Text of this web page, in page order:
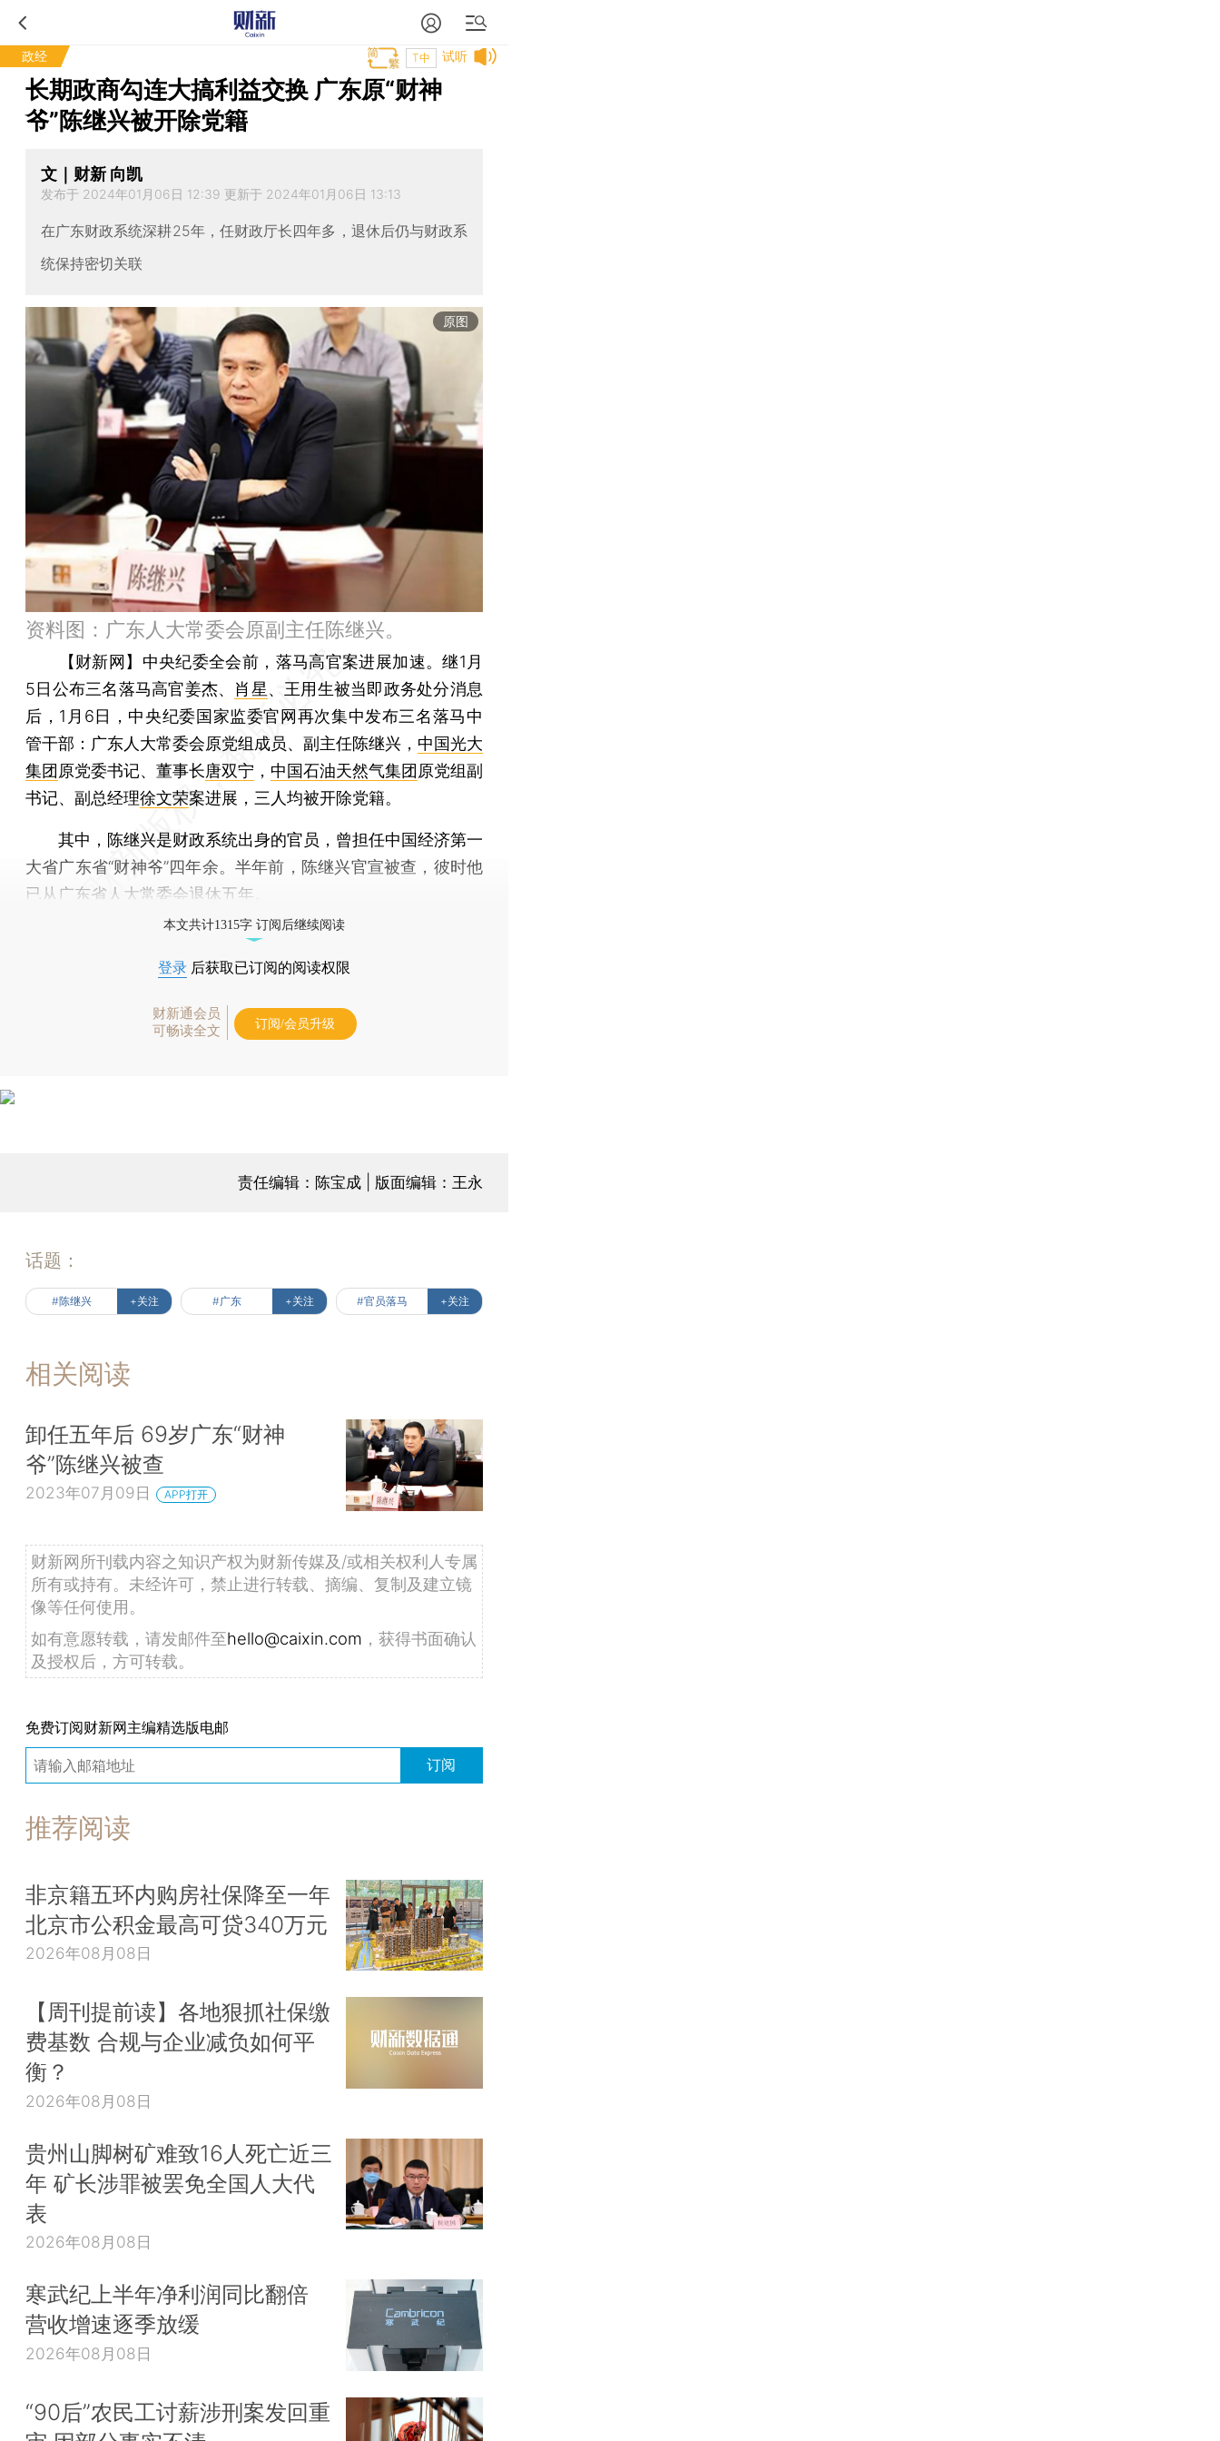
政经 试听
T中
长期政商勾连大搞利益交换 广东原“财神
爷”陈继兴被开除党籍
文｜财新 向凯
发布于 2024年01月06日 12:39 更新于 2024年01月06日 13:13
在广东财政系统深耕25年，任财政厅长四年多，退休后仍与财政系
统保持密切关联
原图
资料图：广东人大常委会原副主任陈继兴。
【财新网】 中央纪委全会前，落马高官案进展加速。继1月
5日公布三名落马高官姜杰、 肖星、王用生被当即政务处分消息
后，1月6日，中央纪委国家监委官网再次集中发布三名落马中
管干部：广东人大常委会原党组成员、副主任陈继兴， 中国光大
集团原党委书记、董事长唐双宁 ， 中国石油天然气集团原党组副
书记、副总经理徐文荣案进展，三人均被开除党籍。
其中，陈继兴是财政系统出身的官员，曾担任中国经济第一
大省广东省“财神爷”四年余。半年前，陈继兴官宣被查，彼时他
已从广东省人大常委会退休五年。
本文共计1315字 订阅后继续阅读
登录 后获取已订阅的阅读权限
财新通会员
可畅读全文
订阅/会员升级
责任编辑：陈宝成 | 版面编辑：王永
话题：
#陈继兴 +关注 #广东 +关注 #官员落马 +关注
相关阅读
卸任五年后 69岁广东“财神
爷”陈继兴被查
2023年07月09日 APP打开
财新网所刊载内容之知识产权为财新传媒及/或相关权利人专属
所有或持有。未经许可，禁止进行转载、摘编、复制及建立镜
像等任何使用。
如有意愿转载，请发邮件至hello@caixin.com ，获得书面确认
及授权后，方可转载。
免费订阅财新网主编精选版电邮
订阅
推荐阅读
非京籍五环内购房社保降至一年
北京市公积金最高可贷340万元
2026年08月08日
【周刊提前读】各地狠抓社保缴
费基数 合规与企业减负如何平
衡？
2026年08月08日
贵州山脚树矿难致16人死亡近三
年 矿长涉罪被罢免全国人大代
表
2026年08月08日
寒武纪上半年净利润同比翻倍
营收增速逐季放缓
2026年08月08日
“90后”农民工讨薪涉刑案发回重